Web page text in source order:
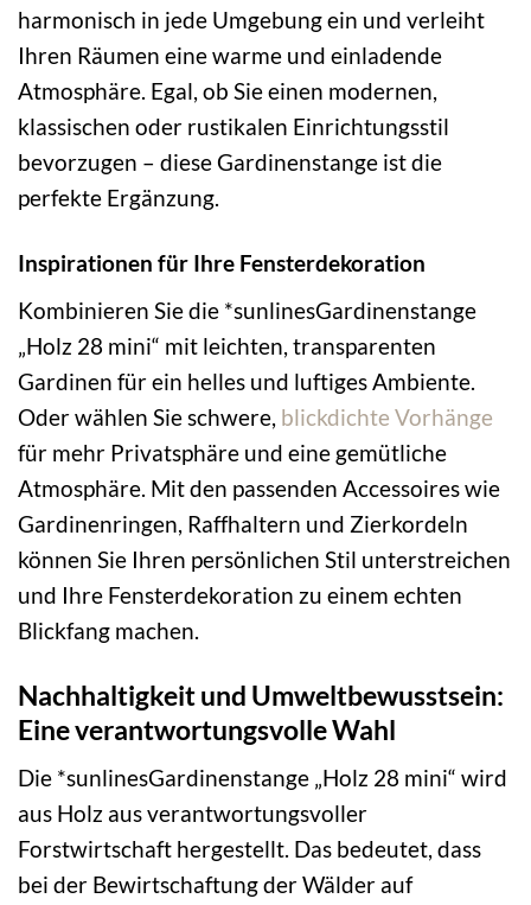
harmonisch in jede Umgebung ein und verleiht
Ihren Räumen eine warme und einladende
Atmosphäre. Egal, ob Sie einen modernen,
klassischen oder rustikalen Einrichtungsstil
bevorzugen – diese Gardinenstange ist die
perfekte Ergänzung.
Inspirationen für Ihre Fensterdekoration
Kombinieren Sie die *sunlinesGardinenstange
„Holz 28 mini“ mit leichten, transparenten
Gardinen für ein helles und luftiges Ambiente.
Oder wählen Sie schwere, blickdichte Vorhänge
für mehr Privatsphäre und eine gemütliche
Atmosphäre. Mit den passenden Accessoires wie
Gardinenringen, Raffhaltern und Zierkordeln
können Sie Ihren persönlichen Stil unterstreichen
und Ihre Fensterdekoration zu einem echten
Blickfang machen.
Nachhaltigkeit und Umweltbewusstsein:
Eine verantwortungsvolle Wahl
Die *sunlinesGardinenstange „Holz 28 mini“ wird
aus Holz aus verantwortungsvoller
Forstwirtschaft hergestellt. Das bedeutet, dass
bei der Bewirtschaftung der Wälder auf